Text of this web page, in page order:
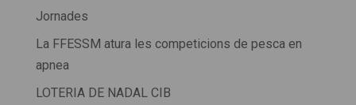
Jornades
La FFESSM atura les competicions de pesca en
apnea
LOTERIA DE NADAL CIB